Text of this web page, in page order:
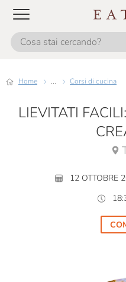
Home ... Corsi di cucina
LIEVITATI
12 OTTOBRE